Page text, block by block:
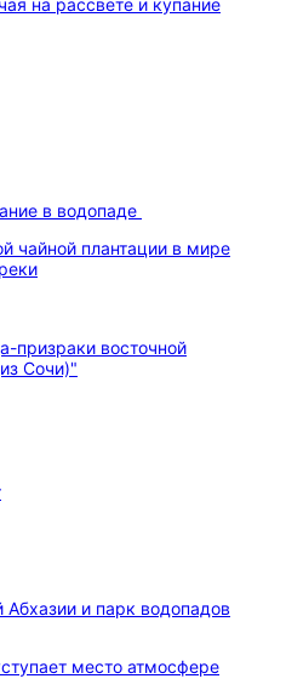
в водопаде
чайной плантации в мире
Абхазии и парк водопадов
место атмосфере